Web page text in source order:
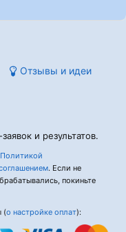
Отзывы и идеи
и результатов.
Политикой
. Если не
покиньте
(о настройке оплат):